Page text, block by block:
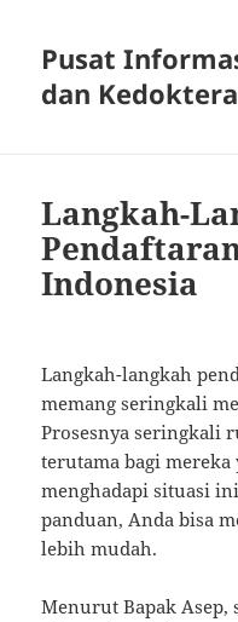
Pusat
dan
Langkah-
Indonesia
Langkah-langkah
memang seringkali
Prosesnya seringkali
terutama bagi
menghadapi situasi
panduan, Anda bisa
lebih mudah.
Menurut Bapak Asep,